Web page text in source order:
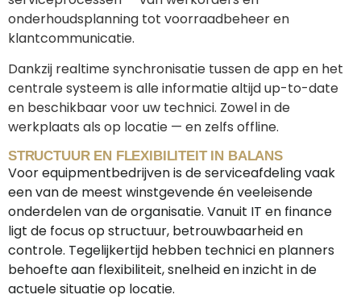
onderhoudsplanning tot voorraadbeheer en
klantcommunicatie.
Dankzij realtime synchronisatie tussen de app en het
centrale systeem is alle informatie altijd up-to-date
en beschikbaar voor uw technici. Zowel in de
werkplaats als op locatie — en zelfs offline.
STRUCTUUR EN FLEXIBILITEIT IN BALANS
Voor equipmentbedrijven is de serviceafdeling vaak
een van de meest winstgevende én veeleisende
onderdelen van de organisatie. Vanuit IT en finance
ligt de focus op structuur, betrouwbaarheid en
controle. Tegelijkertijd hebben technici en planners
behoefte aan flexibiliteit, snelheid en inzicht in de
actuele situatie op locatie.